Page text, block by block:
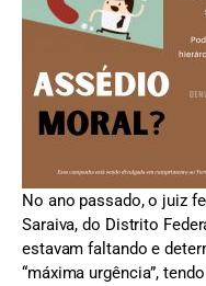
No ano passado, o juiz
Saraiva, do Distrito
estavam faltando e
“máxima urgência”,